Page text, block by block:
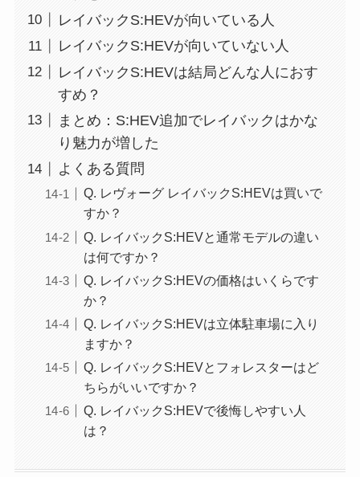
レイバックS:HEVが向いている人
レイバックS:HEVが向いていない人
レイバックS:HEVは結局どんな人におす
すめ？
まとめ：S:HEV追加でレイバックはかな
り魅力が増した
よくある質問
Q. レヴォーグ レイバックS:HEVは買いで
すか？
Q. レイバックS:HEVと通常モデルの違い
は何ですか？
Q. レイバックS:HEVの価格はいくらです
か？
Q. レイバックS:HEVは立体駐車場に入り
ますか？
Q. レイバックS:HEVとフォレスターはど
ちらがいいですか？
Q. レイバックS:HEVで後悔しやすい人
は？